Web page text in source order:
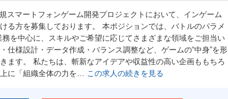
スマートフォンゲーム開発プロジェクトにおいて、インゲーム
る方を募集しております。 本ポジションでは、バトルのパラメ
を中心に、スキルやご希望に応じてさまざまな領域をご担当い
仕様設計・データ作成・バランス調整など、ゲームの“中身”を形
ます。 私たちは、斬新なアイデアや収益性の高い企画ももちろ
に「組織全体の力を… この求人の続きを見る